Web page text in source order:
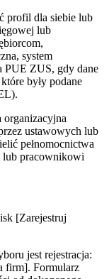
profil dla siebie lub
lub
system
PUE ZUS, gdy dane
były podane
organizacyjna
ustawowych lub
pełnomocnictwa
lub pracownikowi
[Zarejestruj
jest rejestracja:
firm]. Formularz